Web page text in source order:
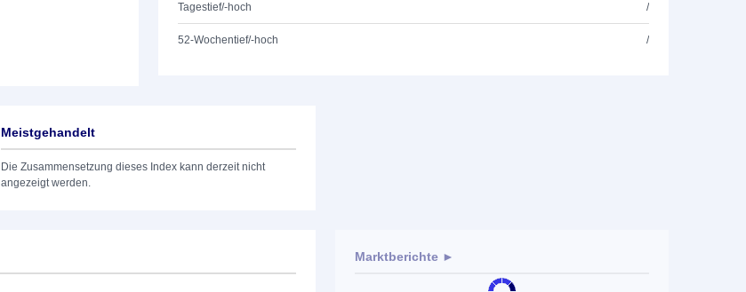
Tagestief/-hoch /
52-Wochentief/-hoch /
Meistgehandelt
Die Zusammensetzung dieses Index kann derzeit nicht
angezeigt werden.
Marktberichte ►